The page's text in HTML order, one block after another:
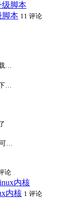
脚本 11 评论
…
…
…
论
内核 1 评论